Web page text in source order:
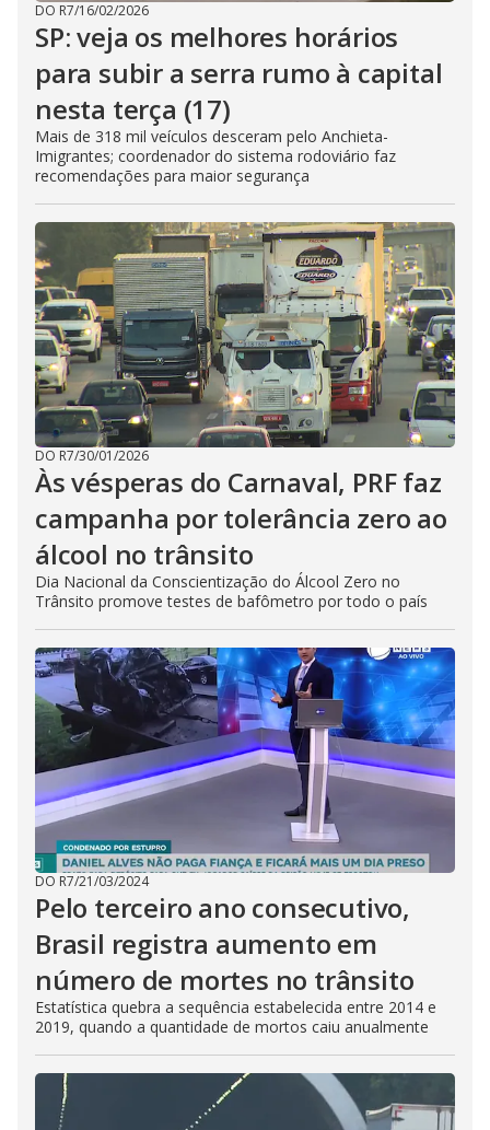
DO R7/16/02/2026
SP: veja os melhores horários
para subir a serra rumo à capital
nesta terça (17)
Mais de 318 mil veículos desceram pelo Anchieta-
Imigrantes; coordenador do sistema rodoviário faz
recomendações para maior segurança
DO R7/30/01/2026
Às vésperas do Carnaval, PRF faz
campanha por tolerância zero ao
álcool no trânsito
Dia Nacional da Conscientização do Álcool Zero no
Trânsito promove testes de bafômetro por todo o país
DO R7/21/03/2024
Pelo terceiro ano consecutivo,
Brasil registra aumento em
número de mortes no trânsito
Estatística quebra a sequência estabelecida entre 2014 e
2019, quando a quantidade de mortos caiu anualmente